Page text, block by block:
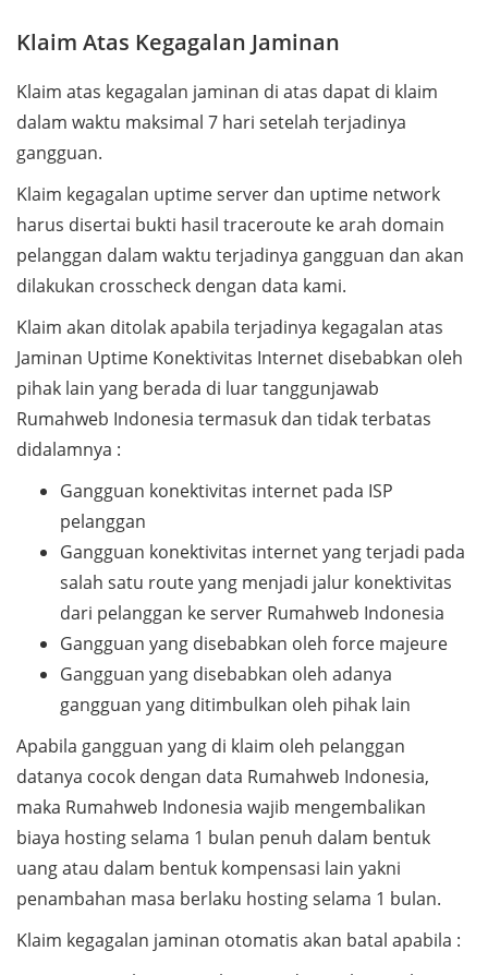
Klaim Atas Kegagalan Jaminan
Klaim atas kegagalan jaminan di atas dapat di klaim
dalam waktu maksimal 7 hari setelah terjadinya
gangguan.
Klaim kegagalan uptime server dan uptime network
harus disertai bukti hasil traceroute ke arah domain
pelanggan dalam waktu terjadinya gangguan dan akan
dilakukan crosscheck dengan data kami.
Klaim akan ditolak apabila terjadinya kegagalan atas
Jaminan Uptime Konektivitas Internet disebabkan oleh
pihak lain yang berada di luar tanggunjawab
Rumahweb Indonesia termasuk dan tidak terbatas
didalamnya :
Gangguan konektivitas internet pada ISP
pelanggan
Gangguan konektivitas internet yang terjadi pada
salah satu route yang menjadi jalur konektivitas
dari pelanggan ke server Rumahweb Indonesia
Gangguan yang disebabkan oleh force majeure
Gangguan yang disebabkan oleh adanya
gangguan yang ditimbulkan oleh pihak lain
Apabila gangguan yang di klaim oleh pelanggan
datanya cocok dengan data Rumahweb Indonesia,
maka Rumahweb Indonesia wajib mengembalikan
biaya hosting selama 1 bulan penuh dalam bentuk
uang atau dalam bentuk kompensasi lain yakni
penambahan masa berlaku hosting selama 1 bulan.
Klaim kegagalan jaminan otomatis akan batal apabila :